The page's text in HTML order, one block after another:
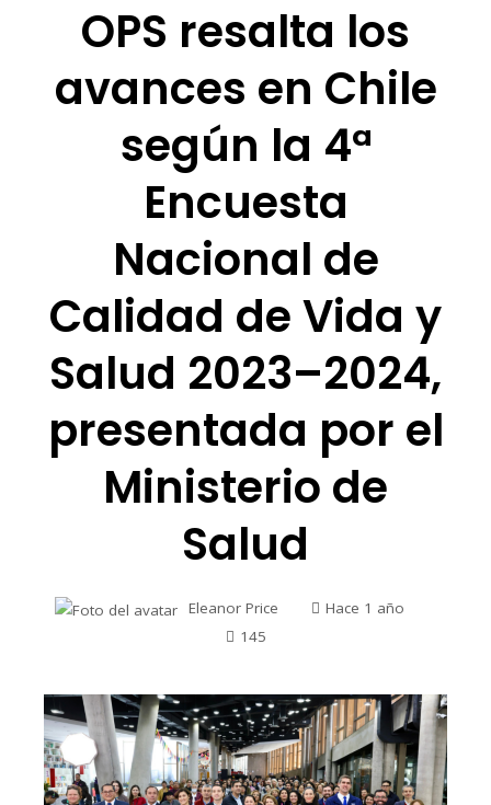
OPS resalta los
avances en Chile
según la 4ª
Encuesta
Nacional de
Calidad de Vida y
Salud 2023–2024,
presentada por el
Ministerio de
Salud
Eleanor Price
Hace 1 año
145